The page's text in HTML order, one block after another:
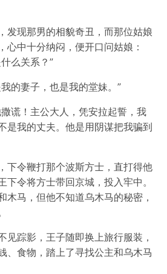
发现那男的相貌奇丑，而那位姑娘
心中十分纳闷，便开口问姑娘：
么关系？”
的妻子，也是我的堂妹。”
谎！主公大人，凭安拉起誓，我
是我的丈夫。他是用阴谋把我骗到
下令鞭打那个波斯方士，直打得他
下令将方士带回京城，投入牢中。
木马，但他不知道乌木马的秘密，
见踪影，王子随即换上旅行服装，
、食物，踏上了寻找公主和乌木马